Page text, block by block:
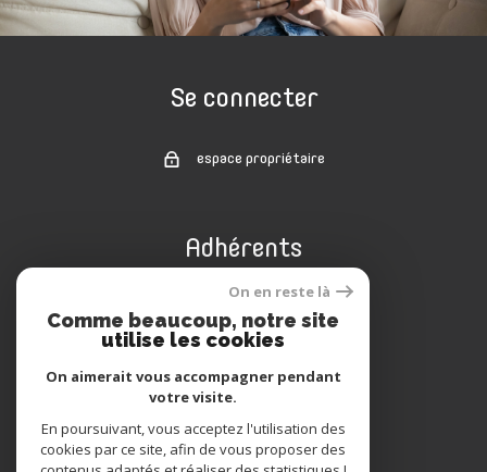
Se connecter
espace propriétaire
Adhérents
© 2022 Tous droits réservés
On en reste là
Comme beaucoup, notre site
utilise les cookies
On aimerait vous accompagner pendant
votre visite.
En poursuivant, vous acceptez l'utilisation des
cookies par ce site, afin de vous proposer des